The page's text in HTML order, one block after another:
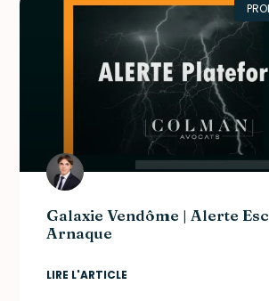
Galaxie Vendôme | Alerte
Arnaque
LIRE L'ARTICLE